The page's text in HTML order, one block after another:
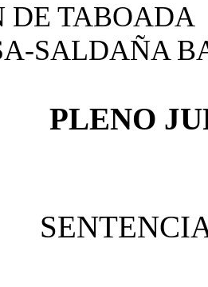
DE TABOADA
SALDAÑA
PLENO